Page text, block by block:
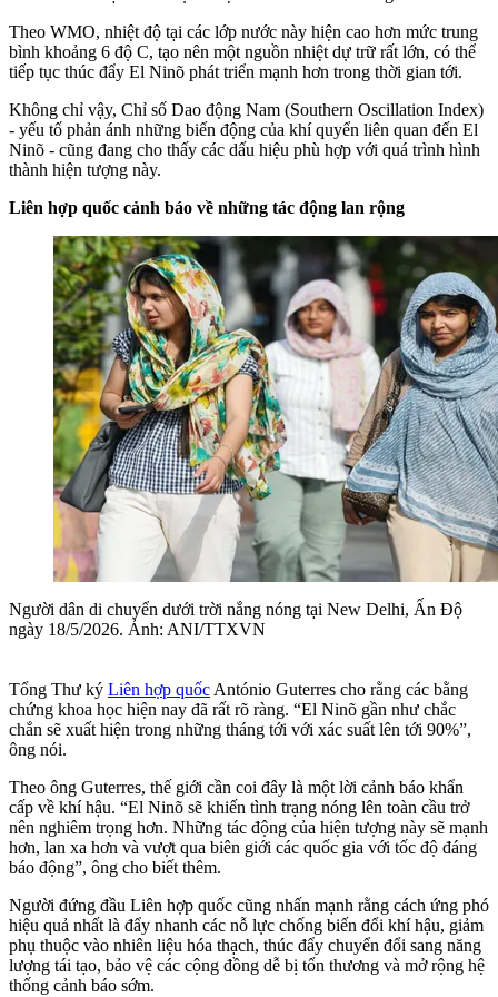
Theo WMO, nhiệt độ tại các lớp nước này hiện cao hơn mức trung
bình khoảng 6 độ C, tạo nên một nguồn nhiệt dự trữ rất lớn, có thể
tiếp tục thúc đẩy El Ninõ phát triển mạnh hơn trong thời gian tới.
Không chỉ vậy, Chỉ số Dao động Nam (Southern Oscillation Index)
- yếu tố phản ánh những biến động của khí quyển liên quan đến El
Ninõ - cũng đang cho thấy các dấu hiệu phù hợp với quá trình hình
thành hiện tượng này.
Liên hợp quốc cảnh báo về những tác động lan rộng
Người dân di chuyển dưới trời nắng nóng tại New Delhi, Ấn Độ
ngày 18/5/2026. Ảnh: ANI/TTXVN
Tổng Thư ký Liên hợp quốc António Guterres cho rằng các bằng
chứng khoa học hiện nay đã rất rõ ràng. “El Ninõ gần như chắc
chắn sẽ xuất hiện trong những tháng tới với xác suất lên tới 90%”,
ông nói.
Theo ông Guterres, thế giới cần coi đây là một lời cảnh báo khẩn
cấp về khí hậu. “El Ninõ sẽ khiến tình trạng nóng lên toàn cầu trở
nên nghiêm trọng hơn. Những tác động của hiện tượng này sẽ mạnh
hơn, lan xa hơn và vượt qua biên giới các quốc gia với tốc độ đáng
báo động”, ông cho biết thêm.
Người đứng đầu Liên hợp quốc cũng nhấn mạnh rằng cách ứng phó
hiệu quả nhất là đẩy nhanh các nỗ lực chống biến đổi khí hậu, giảm
phụ thuộc vào nhiên liệu hóa thạch, thúc đẩy chuyển đổi sang năng
lượng tái tạo, bảo vệ các cộng đồng dễ bị tổn thương và mở rộng hệ
thống cảnh báo sớm.